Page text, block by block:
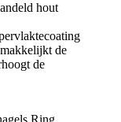
hout
de
de